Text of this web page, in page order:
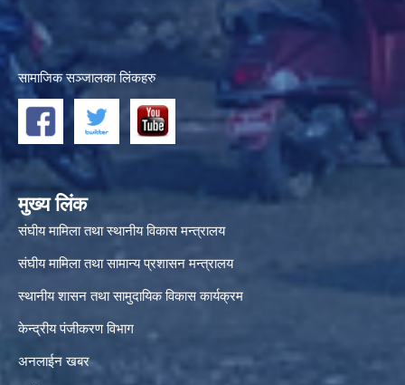
सामाजिक सञ्जालका लिंकहरु
मुख्य लिंक
संघीय मामिला तथा स्थानीय विकास मन्त्रालय
संघीय मामिला तथा सामान्य प्रशासन मन्त्रालय
स्थानीय शासन तथा सामुदायिक विकास कार्यक्रम
केन्द्रीय पंजीकरण विभाग
अनलाईन खबर